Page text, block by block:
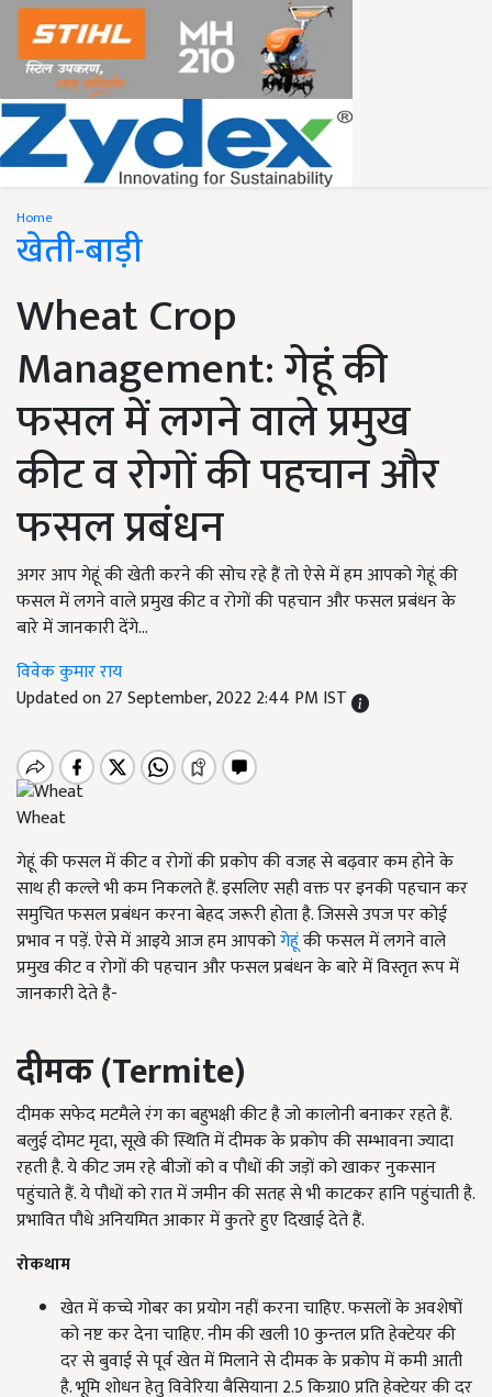
Home
खेती-बाड़ी
Wheat Crop
Management: गेहूं की
फसल में लगने वाले प्रमुख
कीट व रोगों की पहचान और
फसल प्रबंधन
अगर आप गेहूं की खेती करने की सोच रहे हैं तो ऐसे में हम आपको गेहूं की
फसल में लगने वाले प्रमुख कीट व रोगों की पहचान और फसल प्रबंधन के
बारे में जानकारी देंगे...
विवेक कुमार राय
Updated on 27 September, 2022 2:44 PM IST
Wheat
गेहूं की फसल में कीट व रोगों की प्रकोप की वजह से बढ़वार कम होने के
साथ ही कल्ले भी कम निकलते हैं. इसलिए सही वक्त पर इनकी पहचान कर
समुचित फसल प्रबंधन करना बेहद जरूरी होता है. जिससे उपज पर कोई
प्रभाव न पड़ें. ऐसे में आइये आज हम आपकोगेहूंकी फसल में लगने वाले
प्रमुख कीट व रोगों की पहचान और फसल प्रबंधन के बारे में विस्तृत रूप में
जानकारी देते है-
दीमक (Termite)
दीमक सफेद मटमैले रंग का बहुभक्षी कीट है जो कालोनी बनाकर रहते हैं.
बलुई दोमट मृदा, सूखे की स्थिति में दीमक के प्रकोप की सम्भावना ज्यादा
रहती है. ये कीट जम रहे बीजों को व पौधों की जड़ों को खाकर नुकसान
पहुंचाते हैं. ये पौधों को रात में जमीन की सतह से भी काटकर हानि पहुंचाती है.
प्रभावित पौधे अनियमित आकार में कुतरे हुए दिखाई देते हैं.
रोकथाम
खेत में कच्चे गोबर का प्रयोग नहीं करना चाहिए. फसलों के अवशेषों
को नष्ट कर देना चाहिए. नीम की खली 10 कुन्तल प्रति हेक्टेयर की
दर से बुवाई से पूर्व खेत में मिलाने से दीमक के प्रकोप में कमी आती
है. भूमि शोधन हेतु विवेरिया बैसियाना 2.5 किग्रा0 प्रति हेक्टेयर की दर